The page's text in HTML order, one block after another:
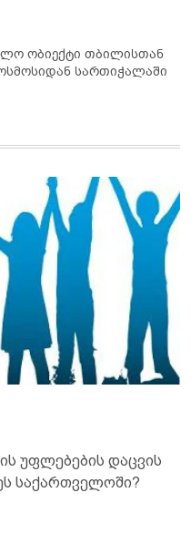
ობიექტი თბილისთან
ახლოს ანუ კოსმოსიდან სართიჭალაში
უფლებების დაცვის
საქართველოში?